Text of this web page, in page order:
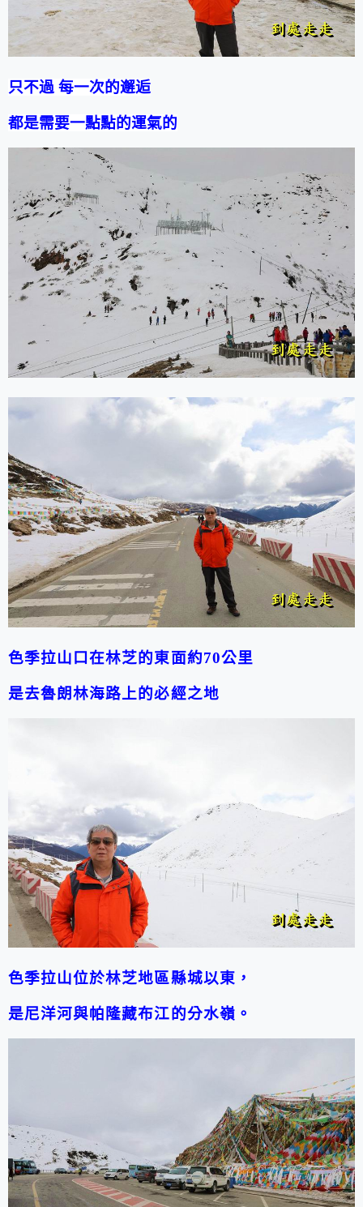
只不過 每一次的邂逅
都是需要一點點的運氣的
色季拉山口在林芝的東面約70公里
是去魯朗林海路上的必經之地
色季拉山位於林芝地區縣城以東，
是尼洋河與帕隆藏布江的分水嶺。